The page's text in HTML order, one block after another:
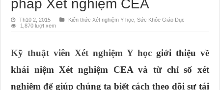
pháp Xét nghiệm CEA
Th10 2, 2015 Kiến thức Xét nghiệm Y học ,Sức Khỏe Giáo Dục
1,870 lượt xem
Kỹ thuật viên Xét nghiệm Y họcgiới thiệu về
khái niệm Xét nghiệm CEA và từ chỉ số xét
nghiệm để giúp chúng ta biết cách theo dõi sự tái